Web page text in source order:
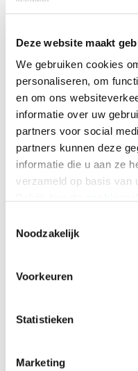
Deze website maakt
We gebruiken cookies
personaliseren, om
en om ons
informatie over uw
partners voor social
partners kunnen deze
informatie die u aan ze
verzameld op basis van
Noodzakelijk
Voorkeuren
Statistieken
Marketing